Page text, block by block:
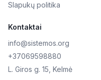
Slapukų politika
Kontaktai
info@sistemos.org
+37069598880
L. Giros g. 15, Kelmė